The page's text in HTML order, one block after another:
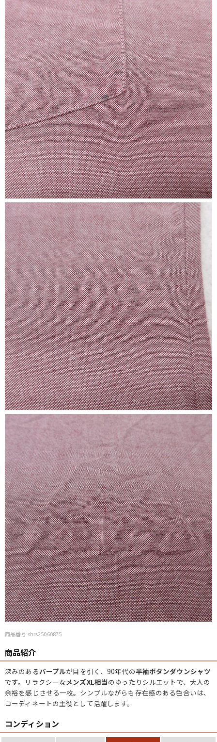
商品番号 shrs25060875
商品紹介
深みのあるパープルが目を引く、90年代の半袖ボタンダウンシャツ
です。リラクシーなメンズXL相当のゆったりシルエットで、大人の
余裕を感じさせる一枚。シンプルながらも存在感のある色合いは、
コーディネートの主役として活躍します。
コンディション